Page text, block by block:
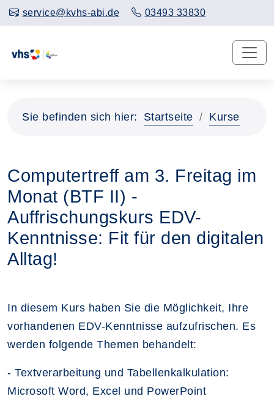
service@kvhs-abi.de 03493 33830
Sie befinden sich hier: Startseite Kurse
Computertreff am 3. Freitag im
Monat (BTF II) -
Auffrischungskurs EDV-
Kenntnisse: Fit für den digitalen
Alltag!
In diesem Kurs haben Sie die Möglichkeit, Ihre
vorhandenen EDV-Kenntnisse aufzufrischen. Es
werden folgende Themen behandelt:
- Textverarbeitung und Tabellenkalkulation:
Microsoft Word, Excel und PowerPoint